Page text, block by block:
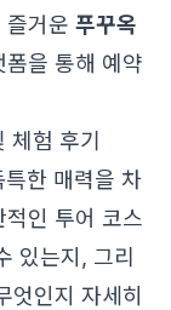
즐거운 푸꾸옥
을 통해 예약
험 후기
한 매력을 차
인 투어 코스
있는지, 그리
엇인지 자세히